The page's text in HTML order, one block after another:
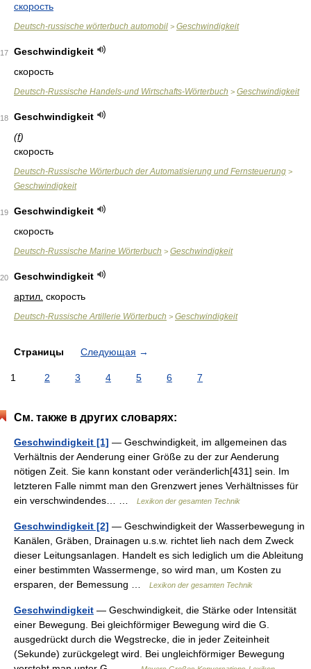
скорость
Deutsch-russische wörterbuch automobil > Geschwindigkeit
17
Geschwindigkeit
скорость
Deutsch-Russische Handels-und Wirtschafts-Wörterbuch > Geschwindigkeit
18
Geschwindigkeit
(f)
скорость
Deutsch-Russische Wörterbuch der Automatisierung und Fernsteuerung >
Geschwindigkeit
19
Geschwindigkeit
скорость
Deutsch-Russische Marine Wörterbuch > Geschwindigkeit
20
Geschwindigkeit
артил. скорость
Deutsch-Russische Artillerie Wörterbuch > Geschwindigkeit
Страницы Следующая →
1 2 3 4 5 6 7
См. также в других словарях:
Geschwindigkeit [1] — Geschwindigkeit, im allgemeinen das
Verhältnis der Aenderung einer Größe zu der zur Aenderung
nötigen Zeit. Sie kann konstant oder veränderlich[431] sein. Im
letzteren Falle nimmt man den Grenzwert jenes Verhältnisses für
ein verschwindendes… …
Lexikon der gesamten Technik
Geschwindigkeit [2] — Geschwindigkeit der Wasserbewegung in
Kanälen, Gräben, Drainagen u.s.w. richtet lieh nach dem Zweck
dieser Leitungsanlagen. Handelt es sich lediglich um die Ableitung
einer bestimmten Wassermenge, so wird man, um Kosten zu
ersparen, der Bemessung …
Lexikon der gesamten Technik
Geschwindigkeit — Geschwindigkeit, die Stärke oder Intensität
einer Bewegung. Bei gleichförmiger Bewegung wird die G.
ausgedrückt durch die Wegstrecke, die in jeder Zeiteinheit
(Sekunde) zurückgelegt wird. Bei ungleichförmiger Bewegung